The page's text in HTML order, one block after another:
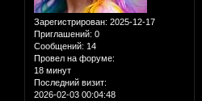
Зарегистрирован: 2025-12-17
Приглашений: 0
Сообщений: 14
Провел на форуме:
18 минут
Последний визит:
2026-02-03 00:04:48